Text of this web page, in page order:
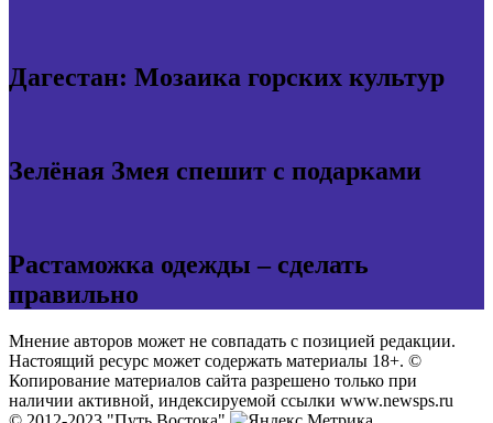
Дагестан: Мозаика горских культур
Зелёная Змея спешит с подарками
Растаможка одежды – сделать
правильно
Мнение авторов может не совпадать с позицией редакции.
Настоящий ресурс может содержать материалы 18+. ©
Копирование материалов сайта разрешено только при
наличии активной, индексируемой ссылки www.newsps.ru